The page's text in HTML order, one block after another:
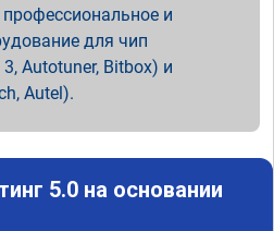
и
для чип
Autotuner, Bitbox) и
Autel).
5.0 на основании